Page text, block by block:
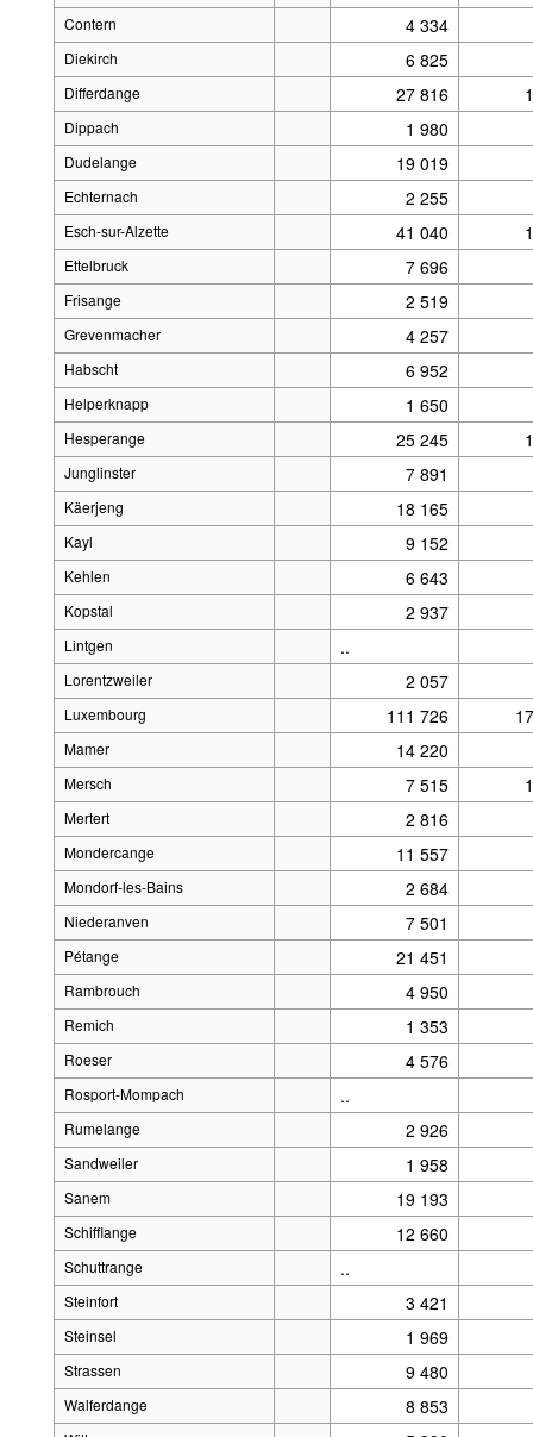
Contern 4 334
Diekirch 6 825
Differdange 27 816
Dippach 1 980
Dudelange 19 019
Echternach 2 255
Esch-sur-Alzette 41 040
Ettelbruck 7 696
Frisange 2 519
Grevenmacher 4 257
Habscht 6 952
Helperknapp 1 650
Hesperange 25 245
Junglinster 7 891
Käerjeng 18 165
Kayl 9 152
Kehlen 6 643
Kopstal 2 937
Lintgen ..
Lorentzweiler 2 057
Luxembourg 111 726
Mamer 14 220
Mersch 7 515
Mertert 2 816
Mondercange 11 557
Mondorf-les-Bains 2 684
Niederanven 7 501
Pétange 21 451
Rambrouch 4 950
Remich 1 353
Roeser 4 576
Rosport-Mompach ..
Rumelange 2 926
Sandweiler 1 958
Sanem 19 193
Schifflange 12 660
Schuttrange ..
Steinfort 3 421
Steinsel 1 969
Strassen 9 480
Walferdange 8 853